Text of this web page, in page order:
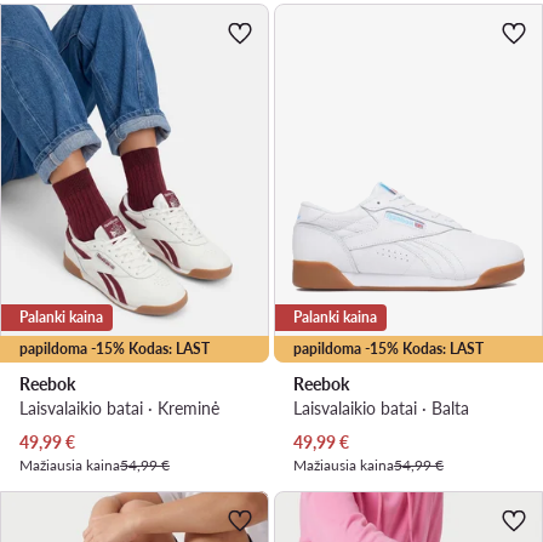
papildoma -15% Kodas: LAST
Palanki kaina
Reebok
Laisvalaikio batai · Kreminė
Dabartinė kaina
49,99€
Mažiausia kaina54,99 €
papildoma -15% Kodas: LAST
Palanki kaina
Reebok
Laisvalaikio batai · Balta
Dabartinė kaina
49,99€
Mažiausia kaina54,99 €